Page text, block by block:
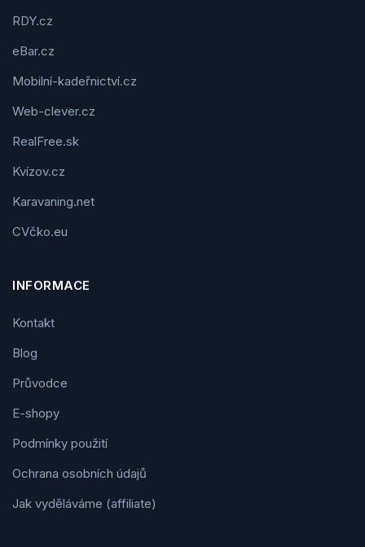
RDY.cz
eBar.cz
Mobilní-kadeřnictví.cz
Web-clever.cz
RealFree.sk
Kvízov.cz
Karavaning.net
CVčko.eu
INFORMACE
Kontakt
Blog
Průvodce
E-shopy
Podmínky použití
Ochrana osobních údajů
Jak vyděláváme (affiliate)